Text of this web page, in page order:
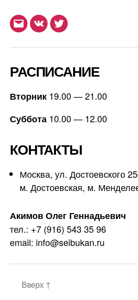
EmailВКонтакте
Twitter
РАСПИСАНИЕ
Вторник 19.00 — 21.00
Суббота 10.00 — 12.00
КОНТАКТЫ
Москва, ул. Достоевского
м. Достоевская, м.
Акимов Олег Геннадьевич
тел.: +7 (916) 543 35 96
email: info@seibukan.ru
Вверх ↑